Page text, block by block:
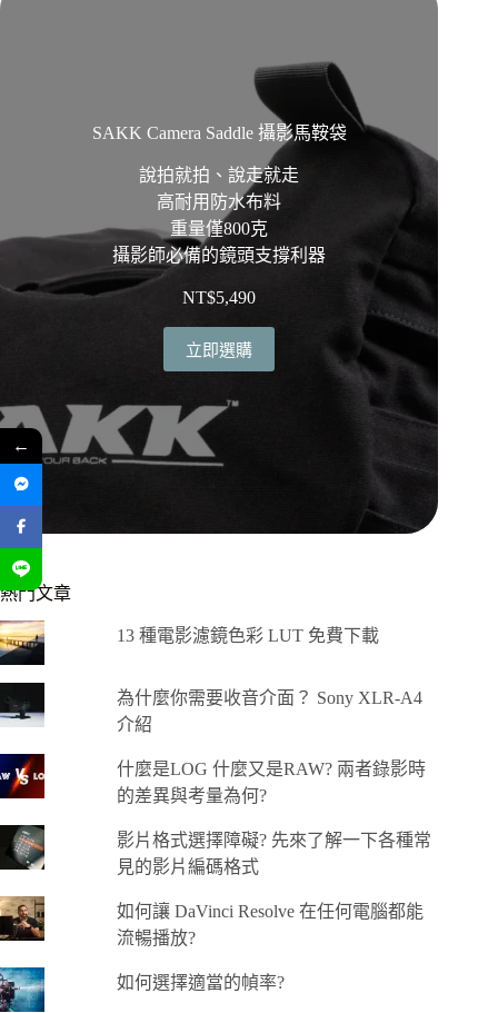
SAKK Camera Saddle 攝影馬鞍袋
說拍就拍、說走就走
高耐用防水布料
重量僅800克
攝影師必備的鏡頭支撐利器
NT$5,490
立即選購
熱門文章
13 種電影濾鏡色彩 LUT 免費下載
為什麼你需要收音介面？ Sony XLR-A4
介紹
什麼是LOG 什麼又是RAW? 兩者錄影時
的差異與考量為何?
影片格式選擇障礙? 先來了解一下各種常
見的影片編碼格式
如何讓 DaVinci Resolve 在任何電腦都能
流暢播放?
如何選擇適當的幀率?
←